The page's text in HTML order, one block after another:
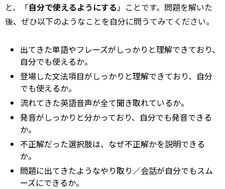
と、「自分で使えるようにする 」ことです。問題を解いた
後、ぜひ以下のようなことを自分に問うてみてください。
出てきた単語やフレーズがしっかりと理解できており、
自分でも使えるか。
登場した文法項目がしっかりと理解できており、自分
でも使えるか。
流れてきた英語音声が全て聞き取れているか。
発音がしっかりと分かっており、自分でも発音できる
か。
不正解だった選択肢は、なぜ不正解かを説明できる
か。
問題に出てきたようなやり取り／会話が自分でもスム
ーズにできるか。